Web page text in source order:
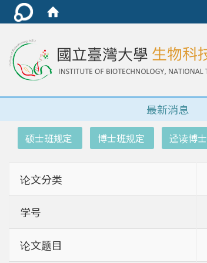
最新消息
硕士班规定 博士班规定 迳读博士
论文分类
学号
论文题目